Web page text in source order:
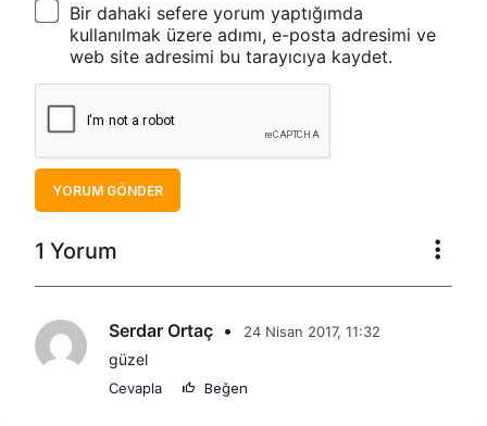
Bir dahaki sefere yorum yaptığımda
kullanılmak üzere adımı, e-posta adresimi ve
web site adresimi bu tarayıcıya kaydet.
YORUM GÖNDER
1 Yorum
Serdar Ortaç • 24 Nisan 2017, 11:32
güzel
Cevapla Beğen